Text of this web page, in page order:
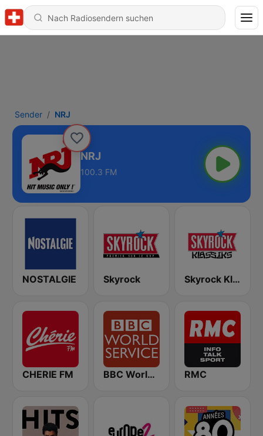
Sender NRJ
NRJ
100.3 FM
NOSTALGIE Skyrock Skyrock Klassiks
CHERIE FM BBC World Service RMC